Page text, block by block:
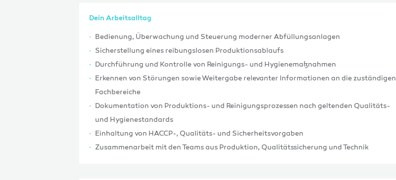
Dein Arbeitsalltag
Bedienung, Überwachung und Steuerung moderner Abfüllungsanlagen
Sicherstellung eines reibungslosen Produktionsablaufs
Durchführung und Kontrolle von Reinigungs- und Hygienemaßnahmen
Erkennen von Störungen sowie Weitergabe relevanter Informationen an die zuständigen
Fachbereiche
Dokumentation von Produktions- und Reinigungsprozessen nach geltenden Qualitäts-
und Hygienestandards
Einhaltung von HACCP-, Qualitäts- und Sicherheitsvorgaben
Zusammenarbeit mit den Teams aus Produktion, Qualitätssicherung und Technik